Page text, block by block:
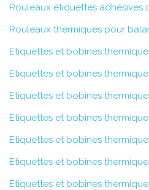
Rouleaux étiquettes
Rouleaux thermiques pour
Etiquettes et bobines
Etiquettes et bobines
Etiquettes et bobines
Etiquettes et bobines
Etiquettes et bobines
Etiquettes et bobines
Etiquettes et bobines